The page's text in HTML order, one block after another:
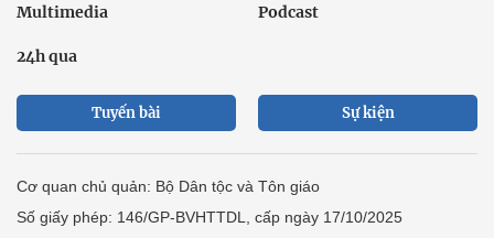
Multimedia Podcast
24h qua
Tuyến bài Sự kiện
Cơ quan chủ quản: Bộ Dân tộc và Tôn giáo
Số giấy phép: 146/GP-BVHTTDL, cấp ngày 17/10/2025